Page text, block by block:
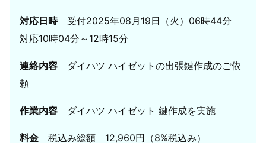
ク
開
5.
島
対応日時 受付2025年08月19日（火）06時44分
対応10時04分～12時15分
連絡内容 ダイハツ ハイゼットの出張鍵作成のご依
頼
作業内容 ダイハツ ハイゼット 鍵作成を実施
料金 税込み総額 12,960円（8%税込み）